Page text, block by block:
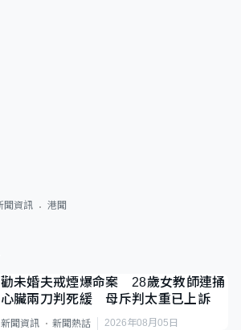
聞資訊 港聞
勸未婚夫戒煙爆命案 28歲女教師連捅
心臟兩刀判死緩 母斥判太重已上訴
新聞資訊 新聞熱話 2026年08月05日